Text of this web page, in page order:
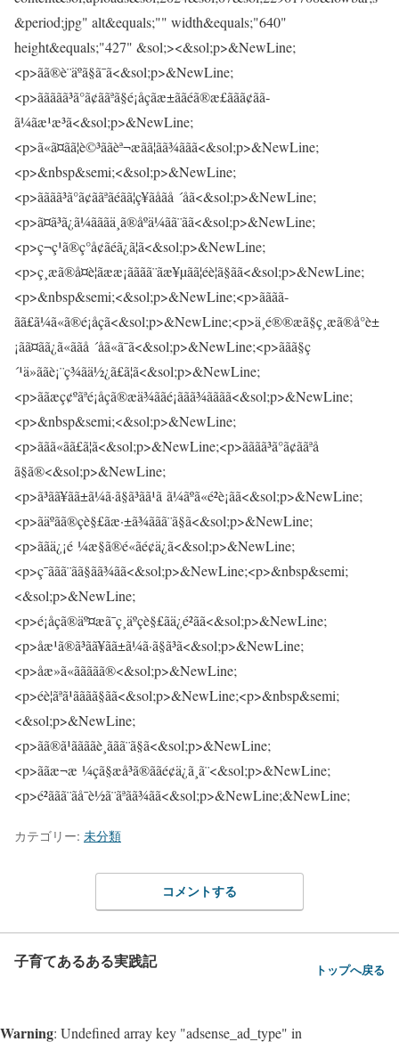
カテゴリー: 未分類
コメントする
子育てあるある実践記 トップへ戻る
Warning: Undefined array key "adsense_ad_type" in